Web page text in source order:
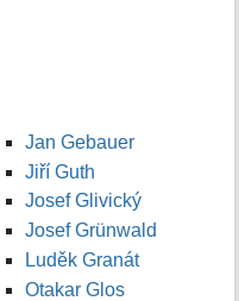
Jan Gebauer
Jiří Guth
Josef Glivický
Josef Grünwald
Luděk Granát
Otakar Glos